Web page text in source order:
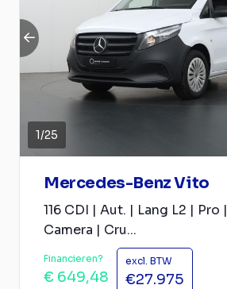
1/25
Mercedes-Benz Vito
116 CDI | Aut. | Lang L2 |
Camera | Cru...
Financieren?
€ 649,48
excl. BTW
€27.975